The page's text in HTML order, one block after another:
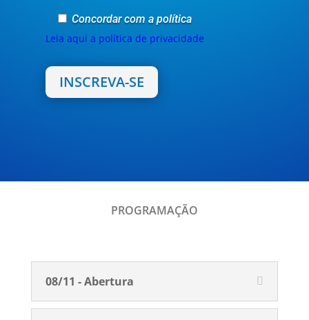
Concordar com a política
Leia aqui a política de privacidade
INSCREVA-SE
PROGRAMAÇÃO
08/11 - Abertura